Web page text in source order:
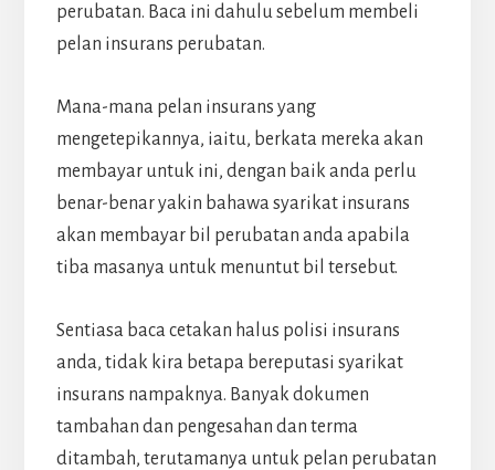
perubatan. Baca ini dahulu sebelum membeli
pelan insurans perubatan.
Mana-mana pelan insurans yang
mengetepikannya, iaitu, berkata mereka akan
membayar untuk ini, dengan baik anda perlu
benar-benar yakin bahawa syarikat insurans
akan membayar bil perubatan anda apabila
tiba masanya untuk menuntut bil tersebut.
Sentiasa baca cetakan halus polisi insurans
anda, tidak kira betapa bereputasi syarikat
insurans nampaknya. Banyak dokumen
tambahan dan pengesahan dan terma
ditambah, terutamanya untuk pelan perubatan